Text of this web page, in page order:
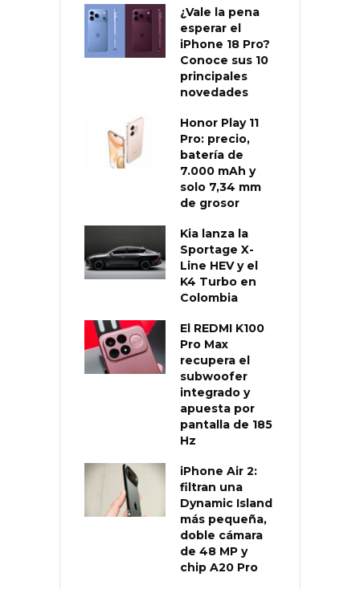
¿Vale la pena
esperar el
iPhone 18 Pro?
Conoce sus 10
principales
novedades
Honor Play 11
Pro: precio,
batería de
7.000 mAh y
solo 7,34 mm
de grosor
Kia lanza la
Sportage X-
Line HEV y el
K4 Turbo en
Colombia
El REDMI K100
Pro Max
recupera el
subwoofer
integrado y
apuesta por
pantalla de 185
Hz
iPhone Air 2:
filtran una
Dynamic Island
más pequeña,
doble cámara
de 48 MP y
chip A20 Pro